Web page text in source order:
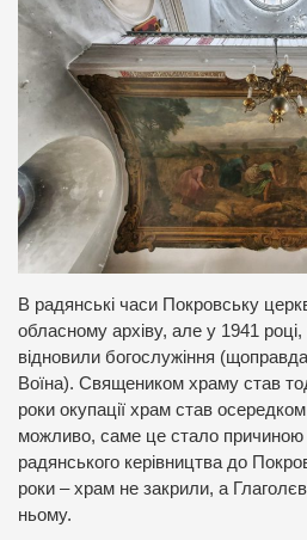
В радянські часи Покровську
обласному архіву, але у 1941 році,
відновили богослужіння
Воїна). Священиком храму став
роки окупації храм став осередком
можливо, саме це стало причиною
радянського керівництва до
роки – храм не закрили, а
ньому.